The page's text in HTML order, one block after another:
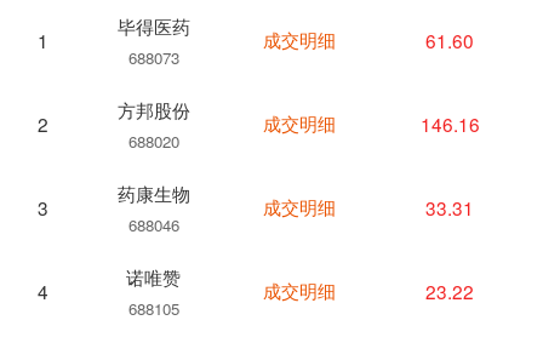
1
毕得医药
688073
2
方邦股份
688020
3
药康生物
688046
4
诺唯赞
688105
成交明细 61.60
成交明细 146.16
成交明细 33.31
成交明细 23.22